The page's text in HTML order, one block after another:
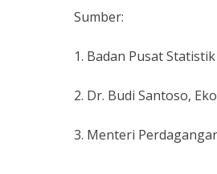
Sumber:
1. Badan Pusat
2. Dr. Budi Santoso,
3. Menteri